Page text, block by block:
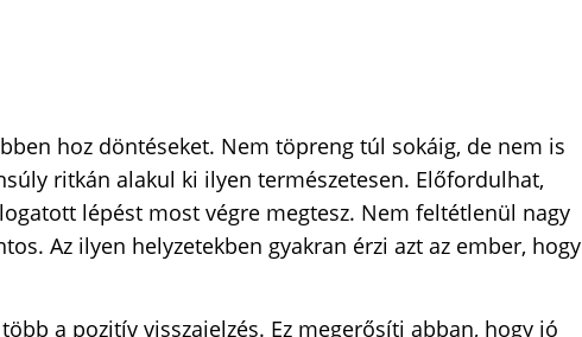
hoz döntéseket. Nem töpreng túl sokáig, de nem is
ritkán alakul ki ilyen természetesen. Előfordulhat,
lépést most végre megtesz. Nem feltétlenül nagy
Az ilyen helyzetekben gyakran érzi azt az ember, hogy
a pozitív visszajelzés. Ez megerősíti abban, hogy jó